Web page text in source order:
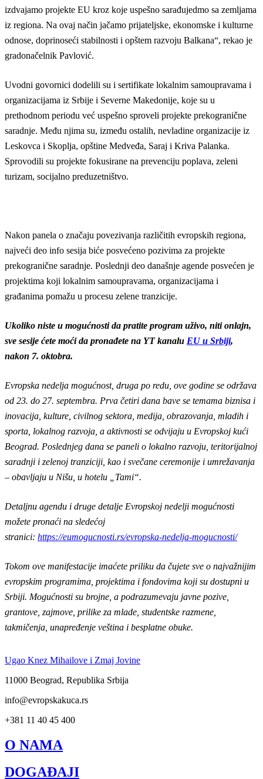
izdvajamo projekte EU kroz koje uspešno sarađujedmo sa zemljama
iz regiona. Na ovaj način jačamo prijateljske, ekonomske i kulturne
odnose, doprinoseći stabilnosti i opštem razvoju Balkana“, rekao je
gradonačelnik Pavlović.
Uvodni govornici dodelili su i sertifikate lokalnim samoupravama i
organizacijama iz Srbije i Severne Makedonije, koje su u
prethodnom periodu već uspešno sproveli projekte prekogranične
saradnje. Među njima su, između ostalih, nevladine organizacije iz
Leskovca i Skoplja, opštine Medveđa, Saraj i Kriva Palanka.
Sprovodili su projekte fokusirane na prevenciju poplava, zeleni
turizam, socijalno preduzetništvo.
Nakon panela o značaju povezivanja različitih evropskih regiona,
najveći deo info sesija biće posvećeno pozivima za projekte
prekogranične saradnje. Poslednji deo današnje agende posvećen je
projektima koji lokalnim samoupravama, organizacijama i
građanima pomažu u procesu zelene tranzicije.
Ukoliko niste u mogućnosti da pratite program uživo, niti onlajn,
sve sesije ćete moći da pronađete na YT kanalu EU u Srbiji,
nakon 7. oktobra.
Evropska nedelja mogućnost, druga po redu, ove godine se održava
od 23. do 27. septembra. Prva četiri dana bave se temama biznisa i
inovacija, kulture, civilnog sektora, medija, obrazovanja, mladih i
sporta, lokalnog razvoja, a aktivnosti se odvijaju u Evropskoj kući
Beograd. Poslednjeg dana se paneli o lokalno razvoju, teritorijalnoj
saradnji i zelenoj tranziciji, kao i svečane ceremonije i umrežavanja
– obavljaju u Nišu, u hotelu „Tami“.
Detaljnu agendu i druge detalje Evropskoj nedelji mogućnosti
možete pronaći na sledećoj
stranici: https://eumogucnosti.rs/evropska-nedelja-mogucnosti/
Tokom ove manifestacije imaćete priliku da čujete sve o najvažnijim
evropskim programima, projektima i fondovima koji su dostupni u
Srbiji. Mogućnosti su brojne, a podrazumevaju javne pozive,
grantove, zajmove, prilike za mlade, studentske razmene,
takmičenja, unapređenje veština i besplatne obuke.
Ugao Knez Mihailove i Zmaj Jovine
11000 Beograd, Republika Srbija
info@evropskakuca.rs
+381 11 40 45 400
O NAMA
DOGAĐAJI